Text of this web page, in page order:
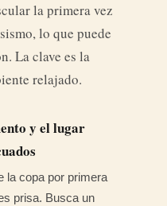
la primera vez
lo que puede
La clave es la
relajado.
y el lugar
la copa por primera
prisa. Busca un